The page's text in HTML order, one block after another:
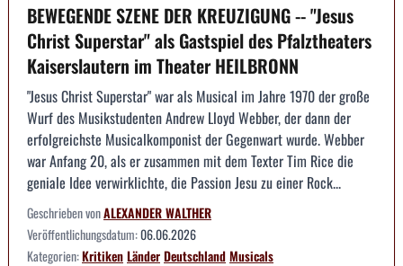
BEWEGENDE SZENE DER KREUZIGUNG -- "Jesus
Christ Superstar" als Gastspiel des Pfalztheaters
Kaiserslautern im Theater HEILBRONN
"Jesus Christ Superstar" war als Musical im Jahre 1970 der große
Wurf des Musikstudenten Andrew Lloyd Webber, der dann der
erfolgreichste Musicalkomponist der Gegenwart wurde. Webber
war Anfang 20, als er zusammen mit dem Texter Tim Rice die
geniale Idee verwirklichte, die Passion Jesu zu einer Rock...
Geschrieben vonALEXANDER WALTHER
Veröffentlichungsdatum:06.06.2026
Kategorien:KritikenLänderDeutschlandMusicals